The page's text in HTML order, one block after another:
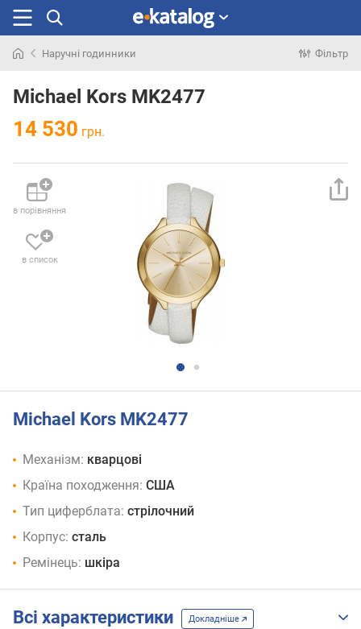
раніше
Наручні годинники Фільтр
Michael Kors MK2477
14 530 грн.
в порівняння
в список
Michael Kors MK2477
Механізм: кварцові
Країна походження: США
Тип циферблата: стрілочний
Корпус: сталь
Ремінець: шкіра
Всі характеристики Докладніше